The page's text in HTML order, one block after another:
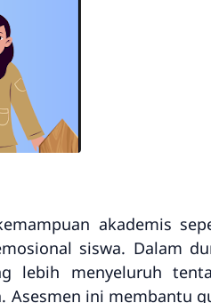
akademis
siswa. Dalam
lebih menyeluruh
Asesmen ini membantu